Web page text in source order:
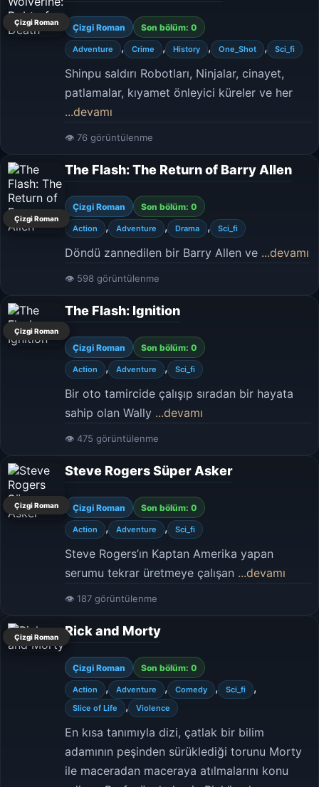
Çizgi Roman Çizgi Roman Son bölüm: 0
Adventure , Crime , History , One_Shot , Sci_fi
Shinpu saldırı Robotları, Ninjalar, cinayet,
patlamalar, kıyamet önleyici küreler ve her
...devamı
👁 76 görüntülenme
Çizgi Roman
The Flash: The Return of Barry Allen
Çizgi Roman Son bölüm: 0
Action , Adventure , Drama , Sci_fi
Döndü zannedilen bir Barry Allen ve ...devamı
👁 598 görüntülenme
Çizgi Roman
The Flash: Ignition
Çizgi Roman Son bölüm: 0
Action , Adventure , Sci_fi
Bir oto tamircide çalışıp sıradan bir hayata
sahip olan Wally ...devamı
👁 475 görüntülenme
Çizgi Roman
Steve Rogers Süper Asker
Çizgi Roman Son bölüm: 0
Action , Adventure , Sci_fi
Steve Rogers’ın Kaptan Amerika yapan
serumu tekrar üretmeye çalışan ...devamı
👁 187 görüntülenme
Çizgi Roman Rick and Morty
Çizgi Roman Son bölüm: 0
Action , Adventure , Comedy , Sci_fi ,
Slice of Life , Violence
En kısa tanımıyla dizi, çatlak bir bilim
adamının peşinden sürüklediği torunu Morty
ile maceradan maceraya atılmalarını konu